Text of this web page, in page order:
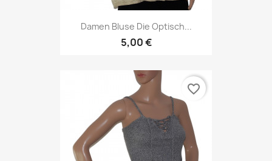
Damen Bluse Die Optisch...
5,00 €
favorite_border